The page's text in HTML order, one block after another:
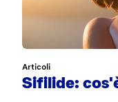
Articoli
Sifilide: